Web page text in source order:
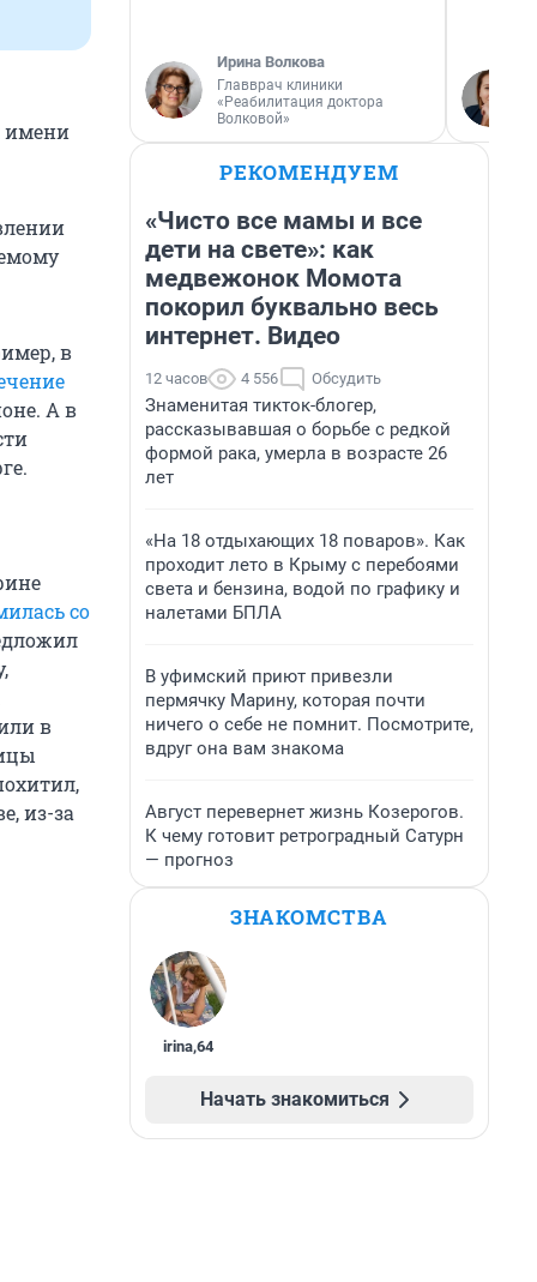
имени
в
А в
со
в
из-за
Ирина Волкова
Главврач клиники
«Реабилитация доктора
Волковой»
РЕКОМЕНДУЕМ
«Чисто все мамы и все
дети на свете»: как
медвежонок Момота
покорил буквально весь
интернет. Видео
12 часов 4 556 Обсудить
Знаменитая тикток-блогер,
рассказывавшая о борьбе с редкой
формой рака, умерла в возрасте 26
лет
«На 18 отдыхающих 18 поваров». Как
проходит лето в Крыму с перебоями
света и бензина, водой по графику и
налетами БПЛА
В уфимский приют привезли
пермячку Марину, которая почти
ничего о себе не помнит. Посмотрите,
вдруг она вам знакома
Август перевернет жизнь Козерогов.
К чему готовит ретроградный Сатурн
— прогноз
ЗНАКОМСТВА
irina,64
Начать знакомиться